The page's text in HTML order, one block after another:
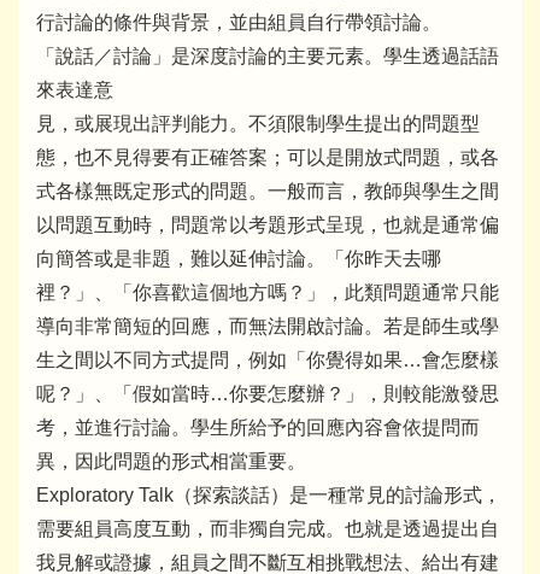
行討論的條件與背景，並由組員自行帶領討論。
「說話／討論」是深度討論的主要元素。學生透過話語
來表達意
見，或展現出評判能力。不須限制學生提出的問題型
態，也不見得要有正確答案；可以是開放式問題，或各
式各樣無既定形式的問題。一般而言，教師與學生之間
以問題互動時，問題常以考題形式呈現，也就是通常偏
向簡答或是非題，難以延伸討論。「你昨天去哪
裡？」、「你喜歡這個地方嗎？」，此類問題通常只能
導向非常簡短的回應，而無法開啟討論。若是師生或學
生之間以不同方式提問，例如「你覺得如果…會怎麼樣
呢？」、「假如當時…你要怎麼辦？」，則較能激發思
考，並進行討論。學生所給予的回應內容會依提問而
異，因此問題的形式相當重要。
Exploratory Talk（探索談話）是一種常見的討論形式，
需要組員高度互動，而非獨自完成。也就是透過提出自
我見解或證據，組員之間不斷互相挑戰想法、給出有建